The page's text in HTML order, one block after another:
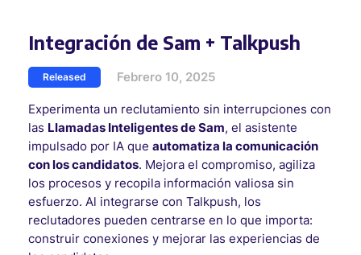
Integración de Sam + Talkpush
Released Febrero 10, 2025
Experimenta un reclutamiento sin interrupciones con
las Llamadas Inteligentes de Sam, el asistente
impulsado por IA que automatiza la comunicación
con los candidatos. Mejora el compromiso, agiliza
los procesos y recopila información valiosa sin
esfuerzo. Al integrarse con Talkpush, los
reclutadores pueden centrarse en lo que importa:
construir conexiones y mejorar las experiencias de